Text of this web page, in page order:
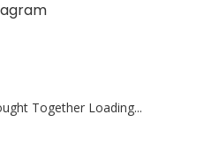
Together Loading...